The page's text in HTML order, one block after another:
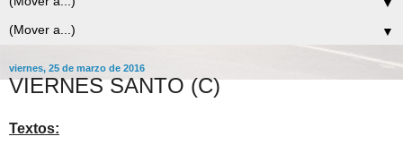
▼
viernes, 25 de marzo de 2016
VIERNES SANTO (C)
Textos: